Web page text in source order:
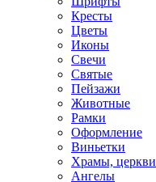
Кресты
Цветы
Иконы
Свечи
Святые
Пейзажи
Животные
Рамки
Оформление
Виньетки
Храмы, церкви
Ангелы